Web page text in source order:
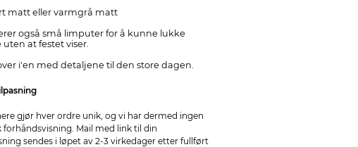
matt eller varmgrå matt
også små limputer for å kunne lukke
at festet viser.
i'en med detaljene til den store dagen.
gjør hver ordre unik, og vi har dermed ingen
Mail med link til din
sendes i løpet av 2-3 virkedager etter fullført